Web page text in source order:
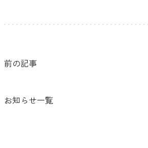
前の記事
お知らせ一覧